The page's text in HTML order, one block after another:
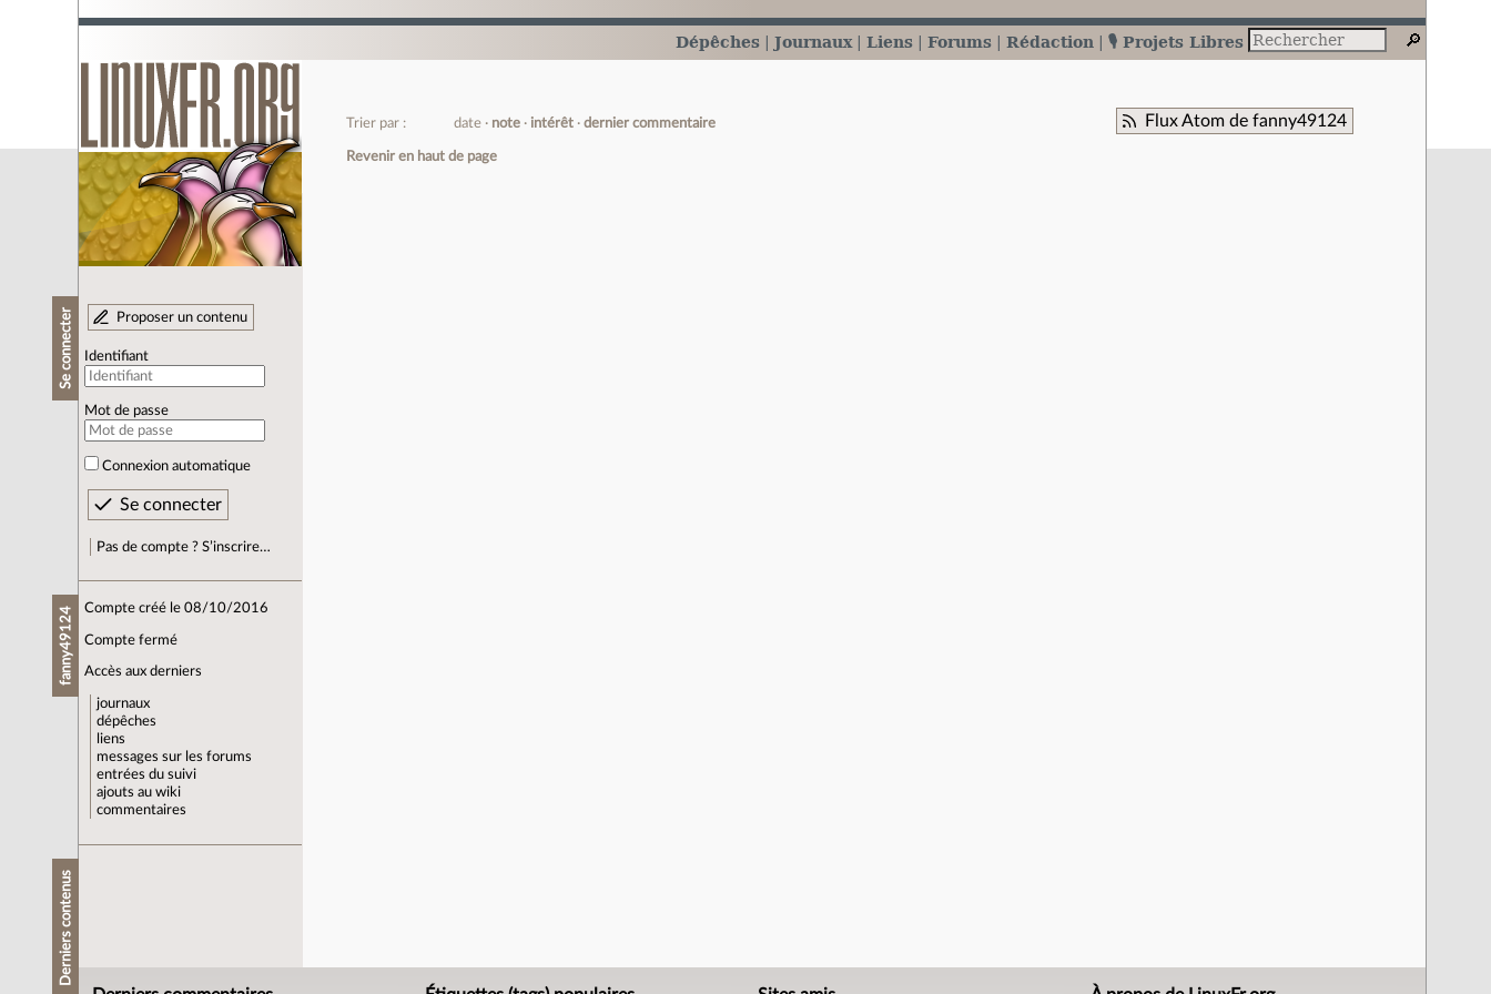
Dépêches Journaux Liens Forums Rédaction 🎙️ Projets Libres
Se connecter Proposer un contenu
Identifiant
Mot de passe
Connexion automatique
Pas de compte ? S’inscrire…
fanny49124 Compte créé le 08/10/2016
Compte fermé
Accès aux derniers
journaux
dépêches
liens
messages sur les forums
entrées du suivi
ajouts au wiki
commentaires
Derniers contenus
Flux Atom de fanny49124
Trier par : date note intérêt dernier commentaire
Revenir en haut de page